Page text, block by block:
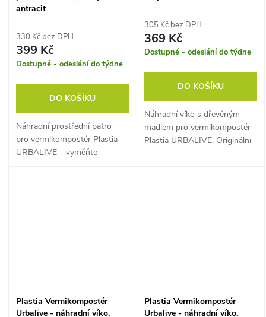
antracit
330 Kč bez DPH
399 Kč
Dostupné - odeslání do týdne
DO KOŠÍKU
Náhradní prostřední patro
pro vermikompostér Plastia
URBALIVE – vyměňte
305 Kč bez DPH
369 Kč
Dostupné - odeslání do týdne
DO KOŠÍKU
Náhradní víko s dřevěným
madlem pro vermikompostér
Plastia URBALIVE. Originální
Plastia Vermikompostér
Urbalive - náhradní víko,
Plastia Vermikompostér
Urbalive - náhradní víko,